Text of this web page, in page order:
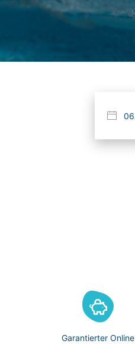
Garantierter Online